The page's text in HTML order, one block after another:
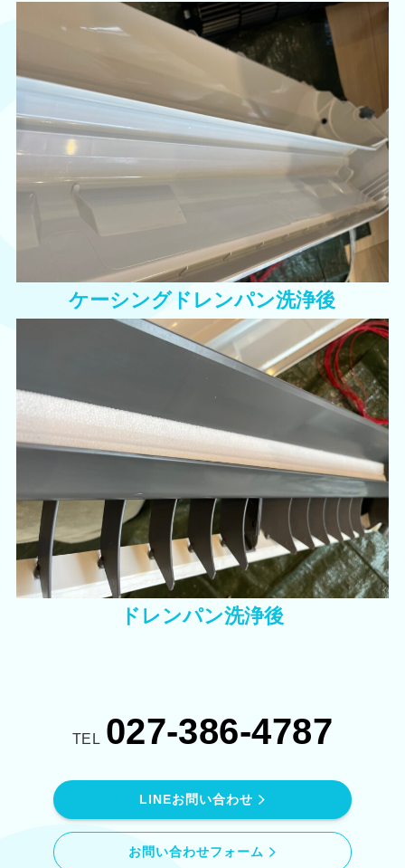
ケーシングドレンパン洗浄後
ドレンパン洗浄後
TEL 027-386-4787
LINEお問い合わせ
お問い合わせフォーム